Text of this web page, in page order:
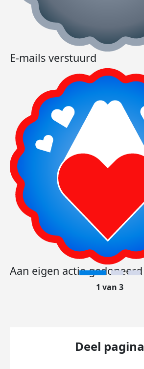
E-mails verstuurd
Aan eigen actie gedoneerd
1 van 3
Deel pagina